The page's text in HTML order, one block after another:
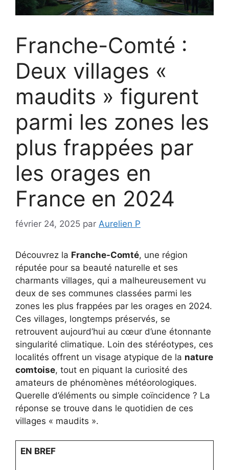
Franche-Comté :
Deux villages «
maudits » figurent
parmi les zones les
plus frappées par
les orages en
France en 2024
février 24, 2025 par Aurelien P
Découvrez la Franche-Comté, une région
réputée pour sa beauté naturelle et ses
charmants villages, qui a malheureusement vu
deux de ses communes classées parmi les
zones les plus frappées par les orages en 2024.
Ces villages, longtemps préservés, se
retrouvent aujourd’hui au cœur d’une étonnante
singularité climatique. Loin des stéréotypes, ces
localités offrent un visage atypique de la nature
comtoise, tout en piquant la curiosité des
amateurs de phénomènes météorologiques.
Querelle d’éléments ou simple coïncidence ? La
réponse se trouve dans le quotidien de ces
villages « maudits ».
EN BREF